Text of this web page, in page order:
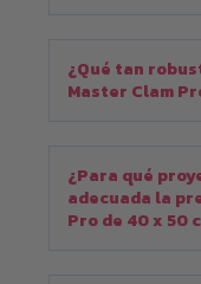
¿Qué tan
Master Clam
¿Para qué
adecuada la
Pro de 40 x 50